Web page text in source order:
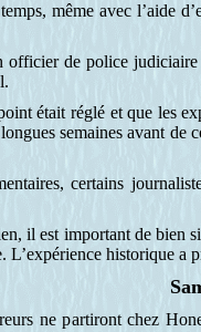
même avec l’aide
officier de police
était réglé et que les
semaines avant de
certains
il est important de bien
L’expérience historique a
ne partiront chez